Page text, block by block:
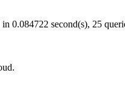
in 0.084722 second(s), 25